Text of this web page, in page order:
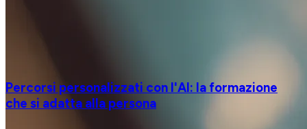
Percorsi personalizzati con l'AI: la formazione
che si adatta alla persona